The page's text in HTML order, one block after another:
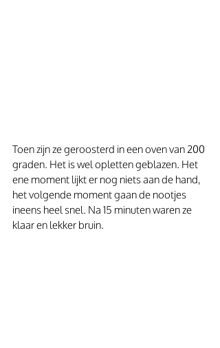
Toen zijn ze geroosterd in een oven van 200
graden. Het is wel opletten geblazen. Het
ene moment lijkt er nog niets aan de hand,
het volgende moment gaan de nootjes
ineens heel snel. Na 15 minuten waren ze
klaar en lekker bruin.